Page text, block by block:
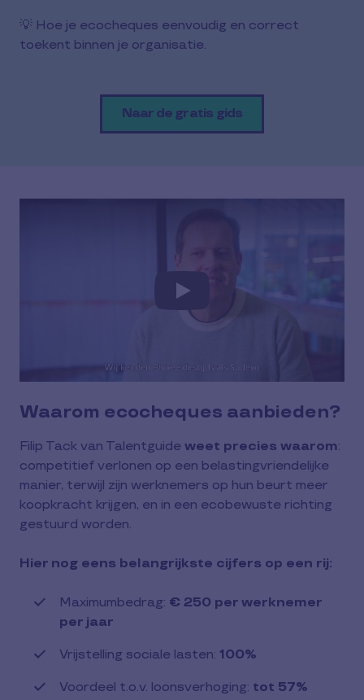
💡 Hoe je ecocheques eenvoudig en correct
toekent binnen je organisatie.
Naar de gratis gids
Play
Waarom ecocheques aanbieden?
Filip Tack van Talentguide weet precies waarom:
competitief verlonen op een belastingvriendelijke
manier, terwijl zijn werknemers op hun beurt meer
koopkracht krijgen, en in een ecobewuste richting
gestuurd worden.
Hier nog eens belangrijkste cijfers op een rij:
Maximumbedrag: € 250 per werknemer
per jaar
Vrijstelling sociale lasten: 100%
Voordeel t.o.v. loonsverhoging: tot 57%